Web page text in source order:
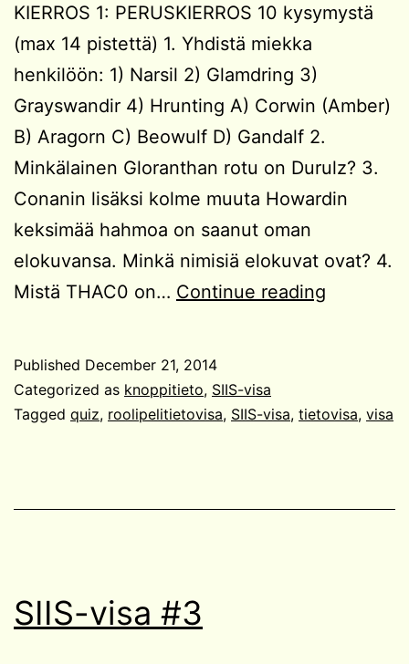
KIERROS 1: PERUSKIERROS 10 kysymystä
(max 14 pistettä) 1. Yhdistä miekka
henkilöön: 1) Narsil 2) Glamdring 3)
Grayswandir 4) Hrunting A) Corwin (Amber)
B) Aragorn C) Beowulf D) Gandalf 2.
Minkälainen Gloranthan rotu on Durulz? 3.
Conanin lisäksi kolme muuta Howardin
keksimää hahmoa on saanut oman
elokuvansa. Minkä nimisiä elokuvat ovat? 4.
Mistä THAC0 on… Continue reading
Published December 21, 2014
Categorized as knoppitieto, SIIS-visa
Tagged quiz, roolipelitietovisa, SIIS-visa, tietovisa, visa
SIIS-visa #3